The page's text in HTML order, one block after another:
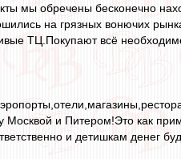
мы обречены бесконечно
на грязных вонючих
ТЦ.Покупают всё
Москвой и Питером!Это как
и детишкам денег